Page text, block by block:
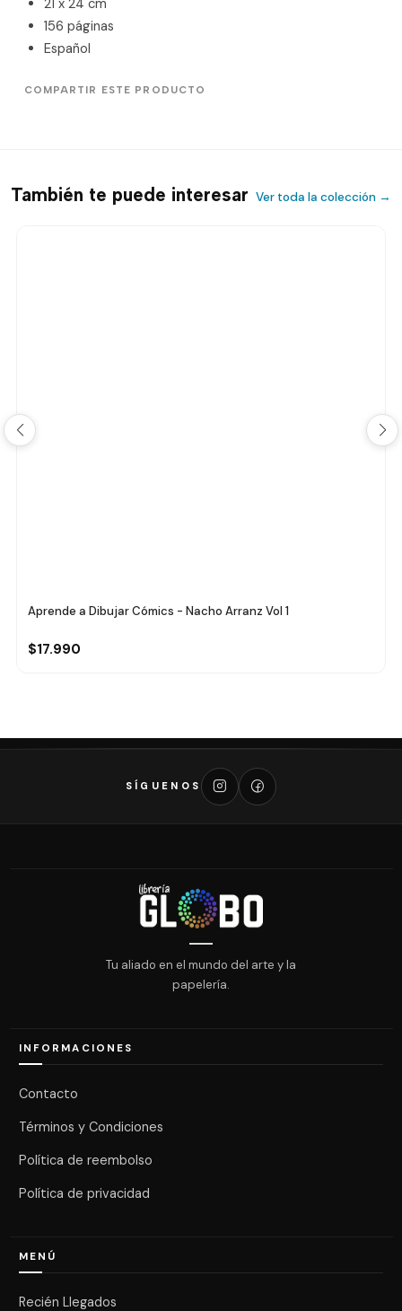
156 páginas
Español
COMPARTIR ESTE PRODUCTO
También te puede interesar Ver toda la colección →
Aprende a Dibujar Cómics - Nacho Arranz Vol 1
$17.990
SÍGUENOS
Tu aliado en el mundo del arte y la
papelería.
INFORMACIONES
Contacto
Términos y Condiciones
Política de reembolso
Política de privacidad
MENÚ
Recién Llegados